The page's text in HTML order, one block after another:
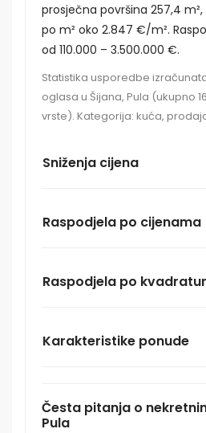
prosječna površina 257,4
po m² oko 2.847 €/m².
od 110.000 – 3.500.000 €.
Statistika usporedbe
oglasa u Šijana, Pula (ukupno
vrste). Kategorija: kuća,
Sniženja cijena
Raspodjela po cijenama
Raspodjela po
Karakteristike ponude
Česta pitanja o
Pula